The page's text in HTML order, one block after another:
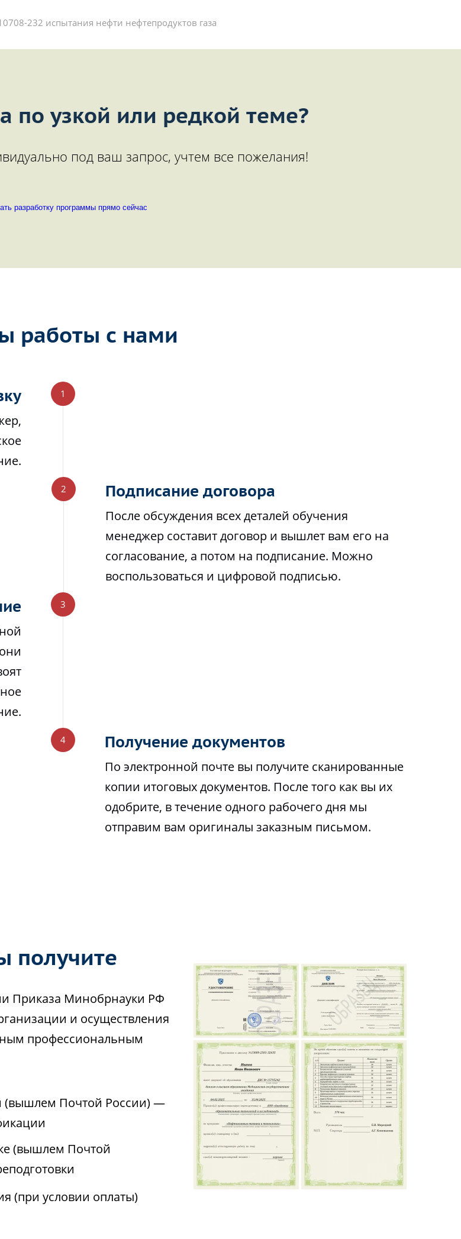
232 испытания нефти нефтепродуктов газа
по узкой или редкой теме?
под ваш запрос, учтем все пожелания!
разработку программы прямо сейчас
работы с нами
Подписание договора
После обсуждения всех деталей обучения
менеджер составит договор и вышлет вам его на
согласование, а потом на подписание. Можно
воспользоваться и цифровой подписью.
Получение документов
По электронной почте вы получите сканированные
копии итоговых документов. После того как вы их
одобрите, в течение одного рабочего дня мы
отправим вам оригиналы заказным письмом.
получите
Приказа Минобрнауки РФ
и осуществления
профессиональным
(вышлем Почтой России) —
(вышлем Почтой
(при условии оплаты)